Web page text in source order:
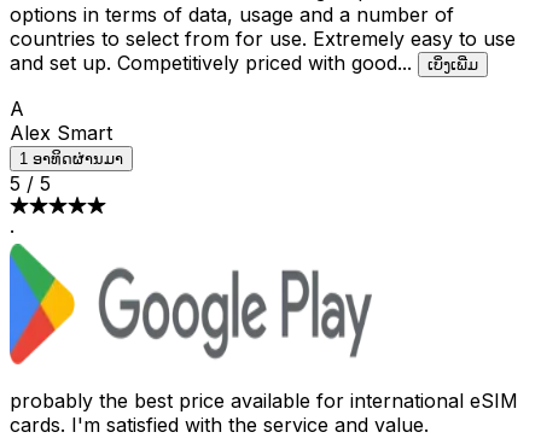
options in terms of data, usage and a number of
countries to select from for use. Extremely easy to use
and set up. Competitively priced with good... ເບິ່ງເພີ່ມ
A
Alex Smart
1 ອາທິດຜ່ານມາ
5 / 5
·
probably the best price available for international eSIM
cards. I'm satisfied with the service and value.